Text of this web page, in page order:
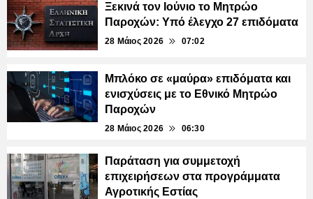
Ξεκινά τον Ιούνιο το Μητρώο
Παροχών: Υπό έλεγχο 27 επιδόματα
28 Μάιος 2026 07:02
Μπλόκο σε «μαύρα» επιδόματα και
ενισχύσεις με το Εθνικό Μητρώο
Παροχών
28 Μάιος 2026 06:30
Παράταση για συμμετοχή
επιχειρήσεων στα προγράμματα
Αγροτικής Εστίας